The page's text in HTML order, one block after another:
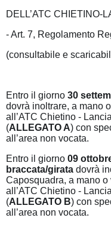
DELL’ATC CHIETINO-
- Art. 7, Regolamento
(consultabile e
Entro il giorno 30
dovrà inoltrare, a mano
all’ATC Chietino -
(ALLEGATO A) con
all’area non vocata.
Entro il giorno 09
braccata/girata dovrà
Caposquadra, a mano
all’ATC Chietino -
(ALLEGATO B) con
all’area non vocata.